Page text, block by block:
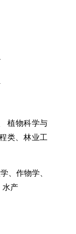
植物科学与
类、林业工
、作物学、
水产